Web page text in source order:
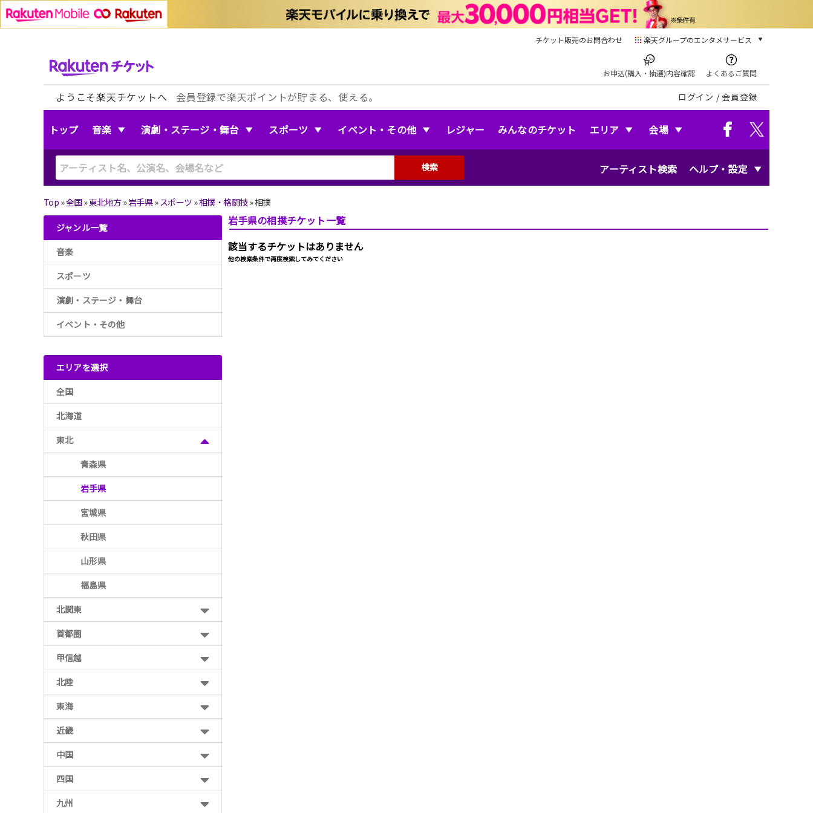
チケット販売のお問合わせ 楽天グループのエンタメサービス
本/ゲーム/CD/DVD
楽天ブックス
電子書籍
楽天Kobo
音楽配信
動画配信ガイド
お申込(購入・抽選)内容確認 よくあるご質問
ようこそ楽天チケットへ 会員登録で楽天ポイントが貯まる、使える。 ログイン / 会員登録
トップ 音楽 演劇・ステージ・舞台 スポーツ イベント・その他 レジャー みんなのチケット エリア 会場
アーティスト検索 ヘルプ・設定
検索
Top »全国»東北地方»岩手県» スポーツ »相撲・格闘技»相撲
ジャンル一覧
音楽
スポーツ
演劇・ステージ・舞台
イベント・その他
エリアを選択
全国
北海道
東北
青森県
岩手県
宮城県
秋田県
山形県
福島県
北関東
首都圏
甲信越
北陸
東海
近畿
中国
四国
九州
岩手県の相撲チケット一覧
該当するチケットはありません
他の検索条件で再度検索してみてください